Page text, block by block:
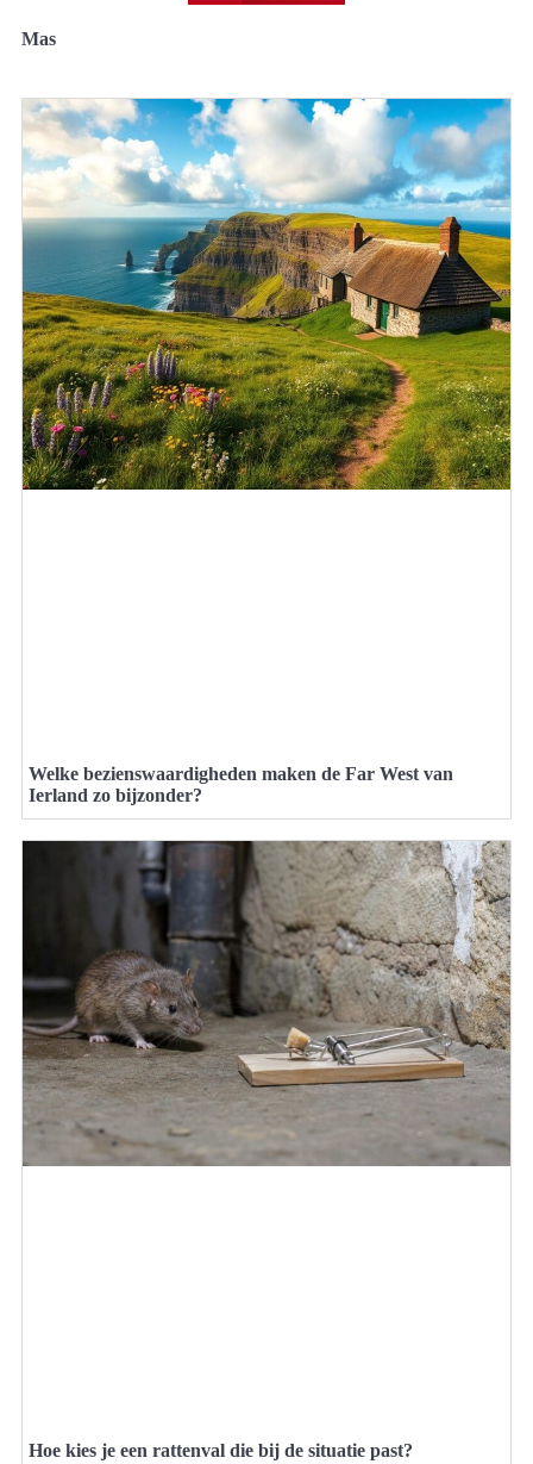
Mas
Welke bezienswaardigheden maken de Far West van
Ierland zo bijzonder?
Hoe kies je een rattenval die bij de situatie past?